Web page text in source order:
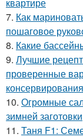
7. Как
пошаговое
8. Какие
9. Лучшие
проверенные
консервирования
10. Огромные
зимней заготовки
11. Таня F1: